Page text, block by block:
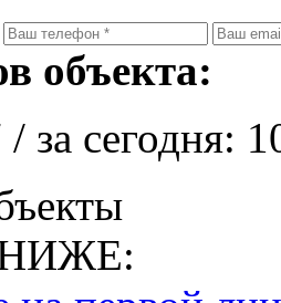
объекта:
/ за сегодня: